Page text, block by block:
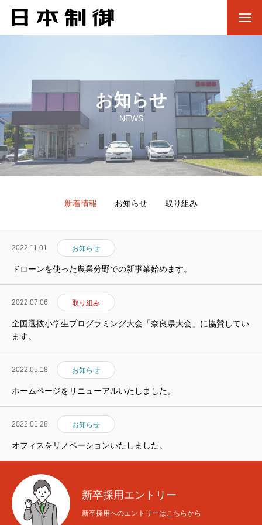
サービス
業務実績 Records
採用情報
インタビュー
お問い合わせ
サービス
お知らせ
NEWS
新着情報 お知らせ 取り組み
2022.11.01 お知らせ
ドローンを使った農業分野での新事業始めます。
2022.07.06 取り組み
全国選抜小学生プログラミング大会「奈良県大会」に協賛してい
ます。
2022.05.18 お知らせ
ホームページをリニューアルいたしました。
2022.01.28 お知らせ
オフィスをリノベーションいたしました。
新卒採用エントリー
新卒採用へのエントリーはこちらから